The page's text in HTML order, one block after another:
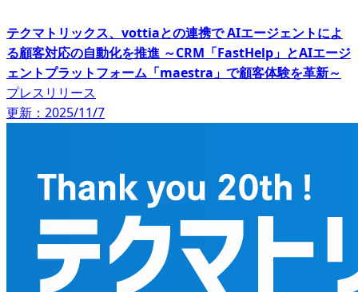
テクマトリックス、vottiaとの連携で AIエージェントによ
る顧客対応の自動化を推進 ～CRM「FastHelp」とAIエージ
ェントプラットフォーム「maestra」で顧客体験を革新～
プレスリリース
更新：2025/11/7